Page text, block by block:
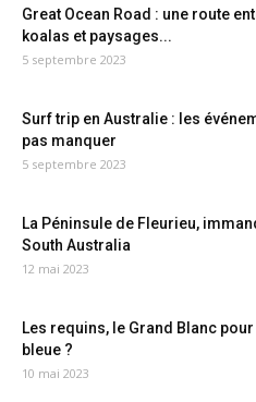
Great Ocean Road : une route
koalas et paysages...
5 septembre 2023
Surf trip en Australie : les
pas manquer
5 septembre 2023
La Péninsule de Fleurieu,
South Australia
12 mai 2023
Les requins, le Grand Blanc
bleue ?
10 mai 2023